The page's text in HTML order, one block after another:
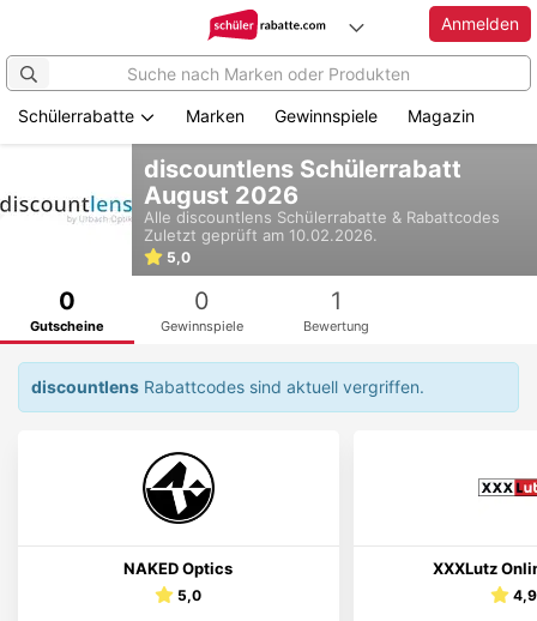
springen
Anmelden
Schülerrabatte Marken Gewinnspiele Magazin
discountlens Schülerrabatt
August 2026
Alle discountlens Schülerrabatte & Rabattcodes
Zuletzt geprüft am 10.02.2026.
5,0
0
Gutscheine
0
Gewinnspiele
1
Bewertung
discountlens Rabattcodes sind aktuell vergriffen.
NAKED Optics
5,0
XXXLutz
4,9